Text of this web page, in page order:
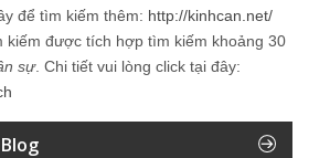
để tìm kiếm thêm: http://kinhcan.net/
kiếm được tích hợp tìm kiếm khoảng 30
sự. Chi tiết vui lòng click tại đây: